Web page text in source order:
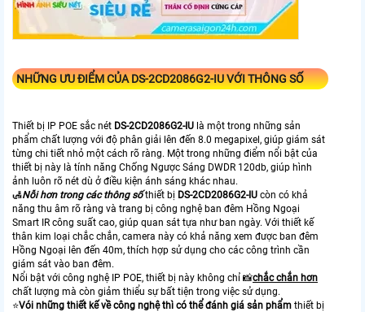
NHỮNG ƯU ĐIỂM CỦADS-2CD2086G2-IUVỚI THÔNG SỐ
Thiết bị IP POE sắc nét DS-2CD2086G2-IU là một trong những sản
phẩm chất lượng với độ phân giải lên đến 8.0 megapixel, giúp giám sát
từng chi tiết nhỏ một cách rõ ràng. Một trong những điểm nổi bật của
thiết bị này là tính năng Chống Ngược Sáng DWDR 120db, giúp hình
ảnh luôn rõ nét dù ở điều kiện ánh sáng khác nhau.
🛃Nỗi hơn trong các thông sốthiết bị DS-2CD2086G2-IU còn có khả
năng thu âm rõ ràng và trang bị công nghệ ban đêm Hồng Ngoại
Smart IR công suất cao, giúp quan sát tựa như ban ngày. Với thiết kế
thân kim loại chắc chắn, camera này có khả năng xem được ban đêm
Hồng Ngoại lên đến 40m, thích hợp sử dụng cho các công trình cần
giám sát vào ban đêm.
Nổi bật với công nghệ IP POE, thiết bị này không chỉ 📸chắc chắn hơn
chất lượng mà còn giảm thiểu sự bất tiện trong việc sử dụng.
⭐Vói những thiết kế về công nghệ thì có thể đánh giá sản phẩm thiết bị